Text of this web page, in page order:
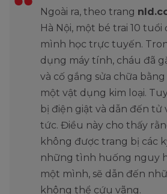
Ngoài ra, theo trang
Hà Nội, một bé trai 10
mình học trực tuyến.
dụng máy tính, cháu đã
và cố gắng sửa chữa
một vật dụng kim loại.
bị điện giật và dẫn đến tử
tức. Điều này cho thấy
không được trang bị các
những tình huống nguy
một mình, sẽ dẫn đến
không thể cứu vãng.